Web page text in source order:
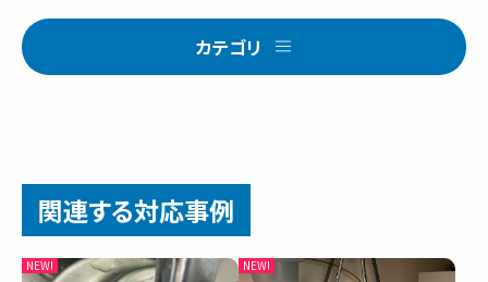
カテゴリ
関連する対応事例